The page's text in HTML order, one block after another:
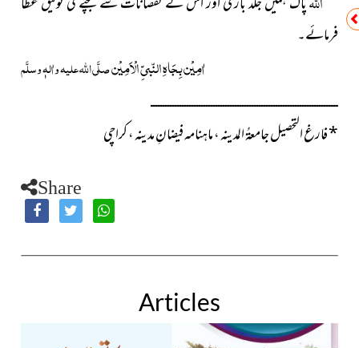
فرمائے۔
اٰمِیْن بِجَاہِ النّبیِّ الْاَمِیْنصلَّی اللہ علیہ واٰلہٖ وسلَّم
ــــــــــــــــــــــــــــــــــــــــــــــــــــــــــــــــــــــــــــــ
*فارغ التحصیل جامعۃُ المدینہ ،ماہنامہ فیضانِ مدینہ، کراچی
Share
Articles